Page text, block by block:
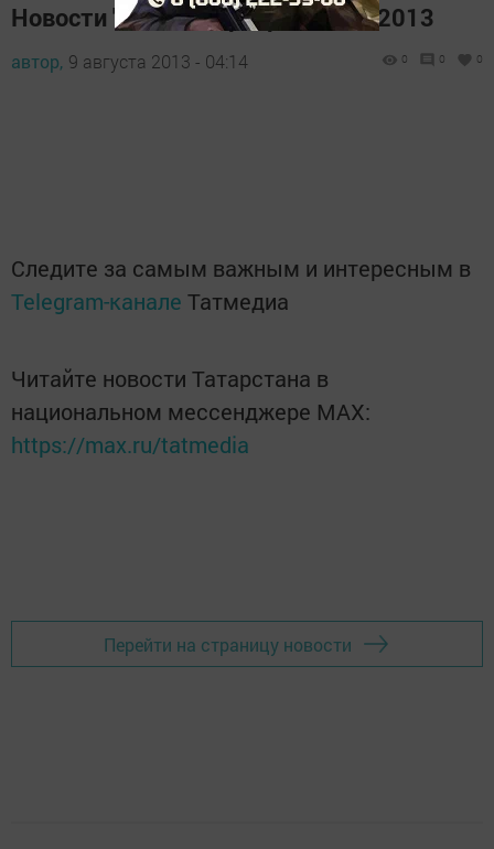
Новости "Апас хэбэрлэре" 02.08.2013
автор, 9 августа 2013 - 04:14 0 0 0
Следите за самым важным и интересным в
Telegram-канале Татмедиа
Читайте новости Татарстана в
национальном мессенджере MАХ:
https://max.ru/tatmedia
Перейти на страницу новости